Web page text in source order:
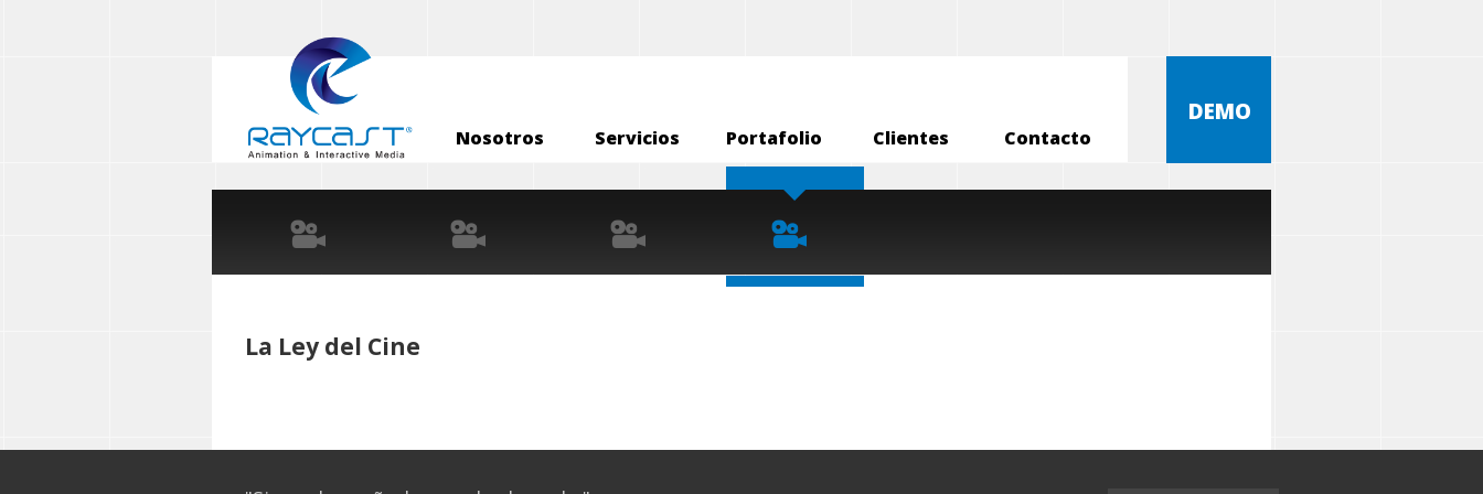
Nosotros Servicios Portafolio Clientes Contacto
DEMO
La Ley del Cine